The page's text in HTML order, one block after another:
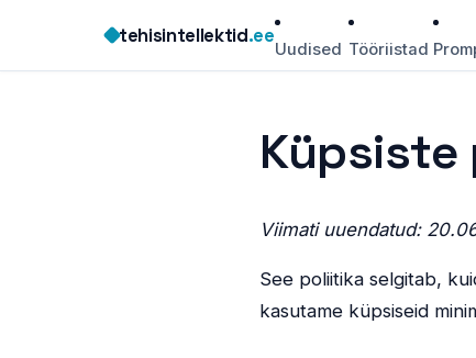
content
tehisintellektid.ee
Uudised Tööriistad
Viimati uuendatud:
See poliitika selgitab,
kasutame küpsiseid